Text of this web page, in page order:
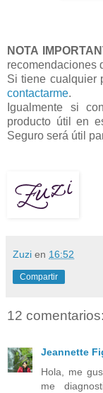
NOTA
recomendaciones
Si tiene cualquier
contactarme.
Igualmente si
producto útil en
Seguro será útil
Zuzi en 16:52
Compartir
12 comentarios:
Jeannette
Hola, me
me